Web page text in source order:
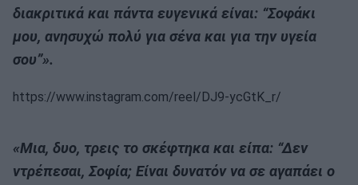
διακριτικά και πάντα ευγενικά είναι: “Σοφάκι
μου, ανησυχώ πολύ για σένα και για την υγεία
σου”».
https://www.instagram.com/reel/DJ9-ycGtK_r/
«Μια, δυο, τρεις το σκέφτηκα και είπα: “Δεν
ντρέπεσαι, Σοφία; Είναι δυνατόν να σε αγαπάει ο